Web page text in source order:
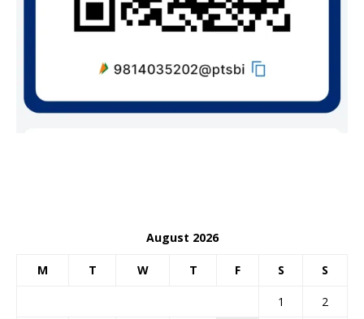
August 2026
M T W T F S S
1
2